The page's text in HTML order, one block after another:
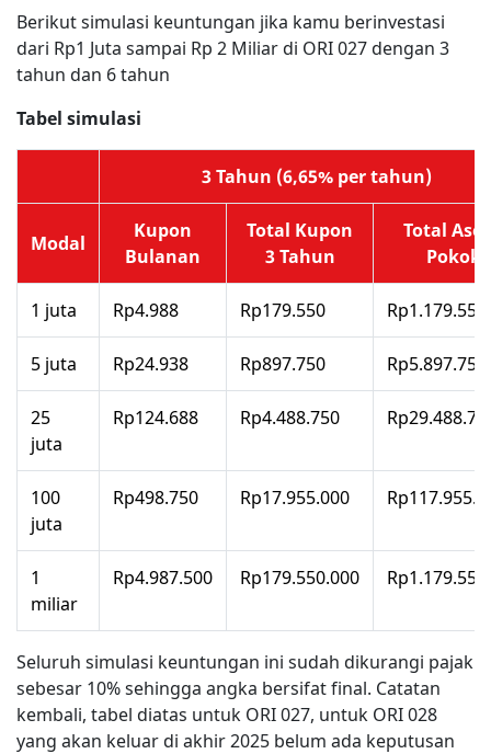
Berikut simulasi keuntungan jika kamu berinvestasi
dari Rp1 Juta sampai Rp 2 Miliar di ORI 027 dengan 3
tahun dan 6 tahun
Tabel simulasi
3 Tahun (6,65% per tahun)
Modal
Kupon
Bulanan
Total Kupon
3 Tahun
Total
Pokok
1 juta Rp4.988 Rp179.550 Rp1.179.550
5 juta Rp24.938 Rp897.750 Rp5.897.750
25
juta
Rp124.688 Rp4.488.750
100
juta
Rp498.750 Rp17.955.000
1
miliar
Rp4.987.500 Rp179.550.000
Seluruh simulasi keuntungan ini sudah dikurangi pajak
sebesar 10% sehingga angka bersifat final. Catatan
kembali, tabel diatas untuk ORI 027, untuk ORI 028
yang akan keluar di akhir 2025 belum ada keputusan